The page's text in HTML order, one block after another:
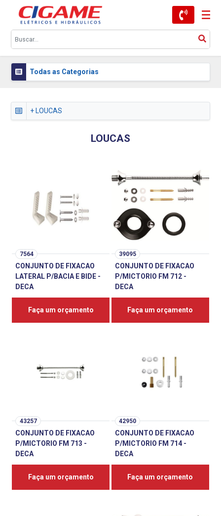
Todas as Categorias
+ LOUCAS
LOUCAS
7564
CONJUNTO DE FIXACAO
LATERAL P/BACIA E BIDE -
DECA
Faça um orçamento
39095
CONJUNTO DE FIXACAO
P/MICTORIO FM 712 -
DECA
Faça um orçamento
43257
CONJUNTO DE FIXACAO
P/MICTORIO FM 713 -
DECA
Faça um orçamento
42950
CONJUNTO DE FIXACAO
P/MICTORIO FM 714 -
DECA
Faça um orçamento